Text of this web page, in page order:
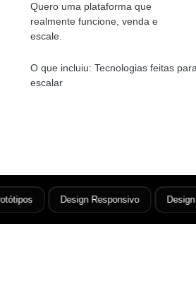
Quero uma plataforma que
realmente funcione, venda e
escale.
O que incluiu: Tecnologias feitas
escalar
Design Responsivo Design